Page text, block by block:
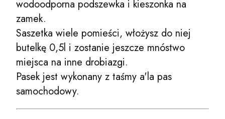
wodoodporna podszewka i kieszonka na
zamek.
Saszetka wiele pomieści, włożysz do niej
butelkę 0,5l i zostanie jeszcze mnóstwo
miejsca na inne drobiazgi.
Pasek jest wykonany z taśmy a'la pas
samochodowy.